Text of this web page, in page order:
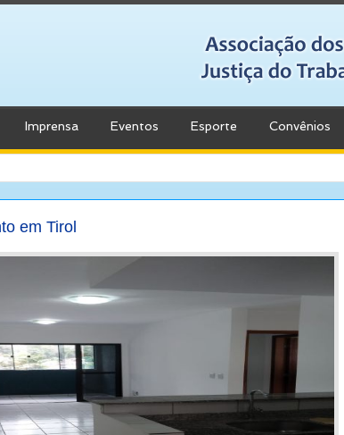
Imprensa Eventos Esporte Convênios
em Tirol